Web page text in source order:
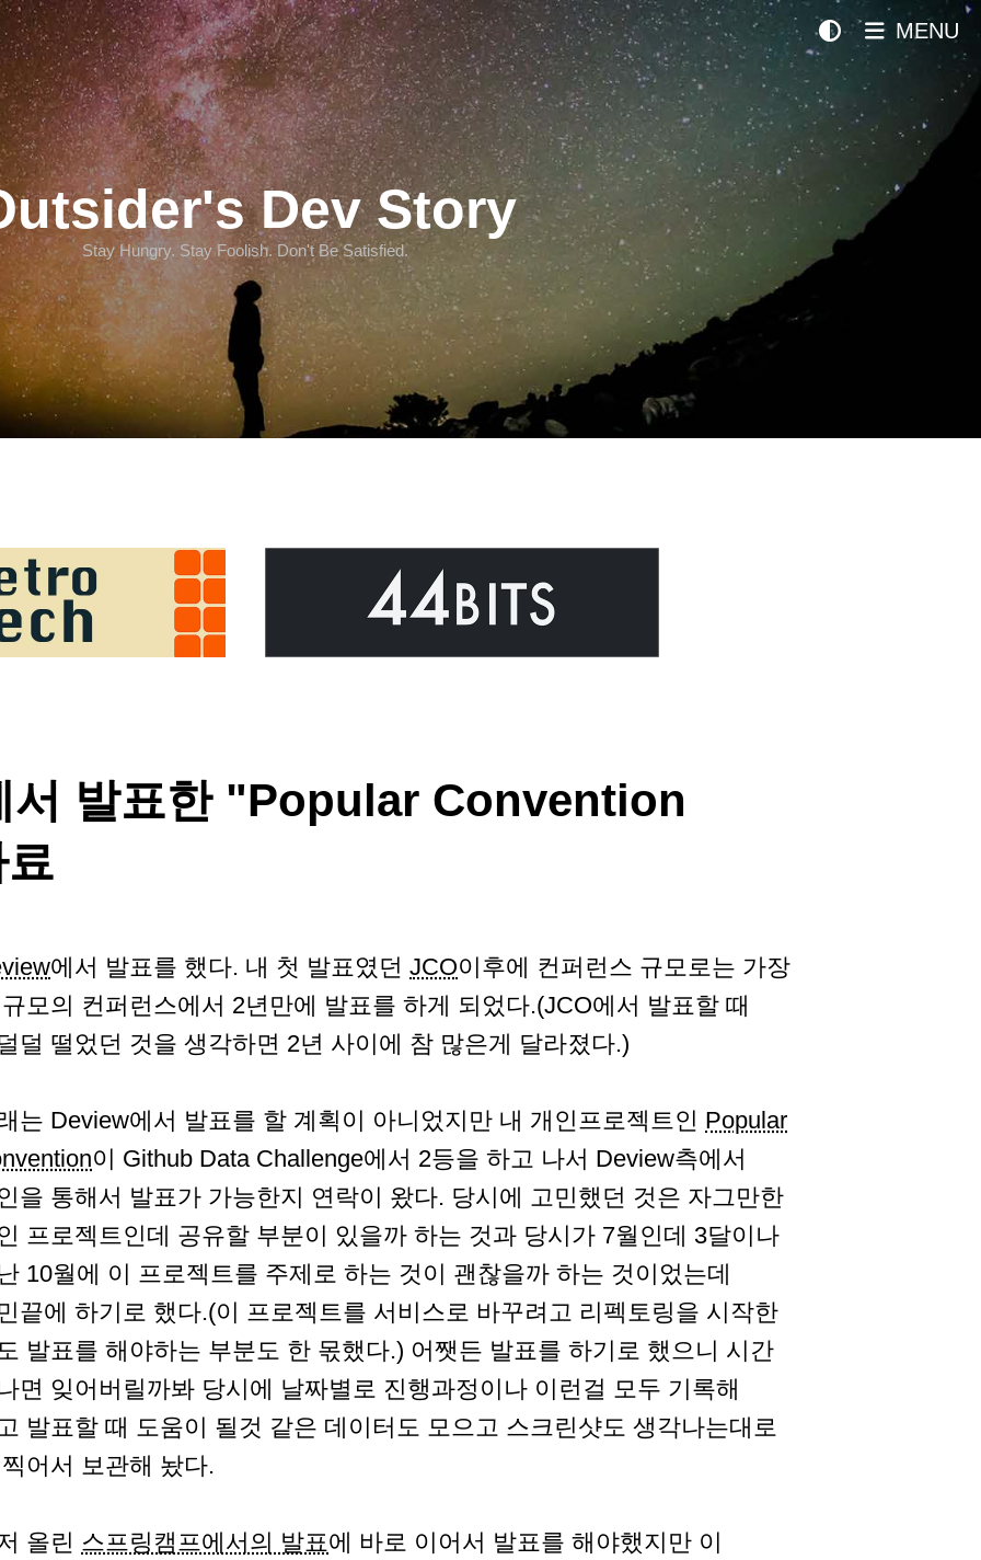
Dev Story
Stay Hungry. Stay Foolish. Don't Be Satisfied.
MENU
서 발표한 "Popular Convention
에서 발표를 했다. 내 첫 발표였던 JCO이후에 컨퍼런스 규모로는 가장
모의 컨퍼런스에서 2년만에 발표를 하게 되었다.(JCO에서 발표할 때
덜 떨었던 것을 생각하면 2년 사이에 참 많은게 달라졌다.)
는 Deview에서 발표를 할 계획이 아니었지만 내 개인프로젝트인 Popular
이 Github Data Challenge에서 2등을 하고 나서 Deview측에서
을 통해서 발표가 가능한지 연락이 왔다. 당시에 고민했던 것은 자그만한
프로젝트인데 공유할 부분이 있을까 하는 것과 당시가 7월인데 3달이나
10월에 이 프로젝트를 주제로 하는 것이 괜찮을까 하는 것이었는데
끝에 하기로 했다.(이 프로젝트를 서비스로 바꾸려고 리펙토링을 시작한
발표를 해야하는 부분도 한 몫했다.) 어쨋든 발표를 하기로 했으니 시간
면 잊어버릴까봐 당시에 날짜별로 진행과정이나 이런걸 모두 기록해
발표할 때 도움이 될것 같은 데이터도 모으고 스크린샷도 생각나는대로
어서 보관해 놨다.
올린 스프링캠프에서의 발표에 바로 이어서 발표를 해야했지만 이